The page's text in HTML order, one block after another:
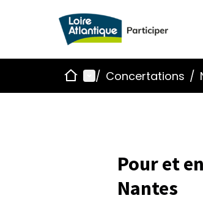
AccueilMenu principal
/ Concertations /
Pour et
Nantes